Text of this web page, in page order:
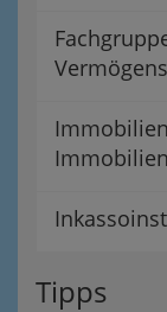
Tipps